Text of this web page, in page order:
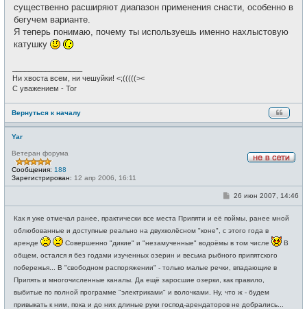
существенно расширяют диапазон применения снасти, особенно в
бегучем варианте.
Я теперь понимаю, почему ты используешь именно нахлыстовую
катушку
Ни хвоста всем, ни чешуйки! <;(((((><
С уважением - Tor
Вернуться к началу
Yar
е
т
Ветеран форума
Сообщения: 188
Зарегистрирован: 12 апр 2006, 16:11
С
б
н
26 июн 2007, 14:46
Как я уже отмечал ранее, практически все места Припяти и её поймы, ранее мной
облюбованные и доступные реально на двухколёсном "коне", с этого года в
аренде
Совершенно "дикие" и "незамученные" водоёмы в том числе
В
общем, остался я без годами изученных озерин и весьма рыбного припятского
побережья... В "свободном распоряжении" - только малые речки, впадающие в
Припять и многочисленные каналы. Да ещё заросшие озерки, как правило,
выбитые по полной программе "электриками" и волочками. Ну, что ж - будем
привыкать к ним, пока и до них длиные руки господ-арендаторов не добрались...